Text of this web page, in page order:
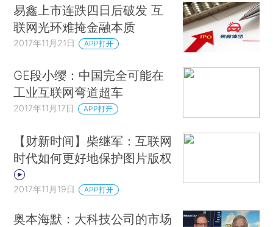
易鑫上市连跌四日后破发 互
联网光环难掩金融本质
2017年11月21日 APP打开
GE段小缨：中国完全可能在
工业互联网弯道超车
2017年11月17日 APP打开
【财新时间】柴继军：互联网
时代如何更好地保护图片版权
2017年11月19日 APP打开
奥本海默：大科技公司的市场